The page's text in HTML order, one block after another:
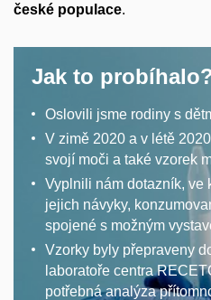
české populace.
Jak to
Oslovili jsme rodiny s
V zimě 2020 a v létě
svojí moči a také vzorek
Vyplnili nám dotazník, ve
jejich návyky,
spojené s možným
Vzorky byly přepraveny
laboratoře centra
potřebná analýza